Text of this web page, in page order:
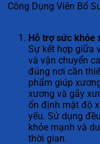
Công Dụng Viên Bổ
Hỗ trợ sức khỏe
Sự kết hợp giữa
và vận chuyển
đúng nơi cần
phẩm giúp
xương và gãy
ổn định mật độ
yếu. Sử dụng
khỏe mạnh và
thời gian.